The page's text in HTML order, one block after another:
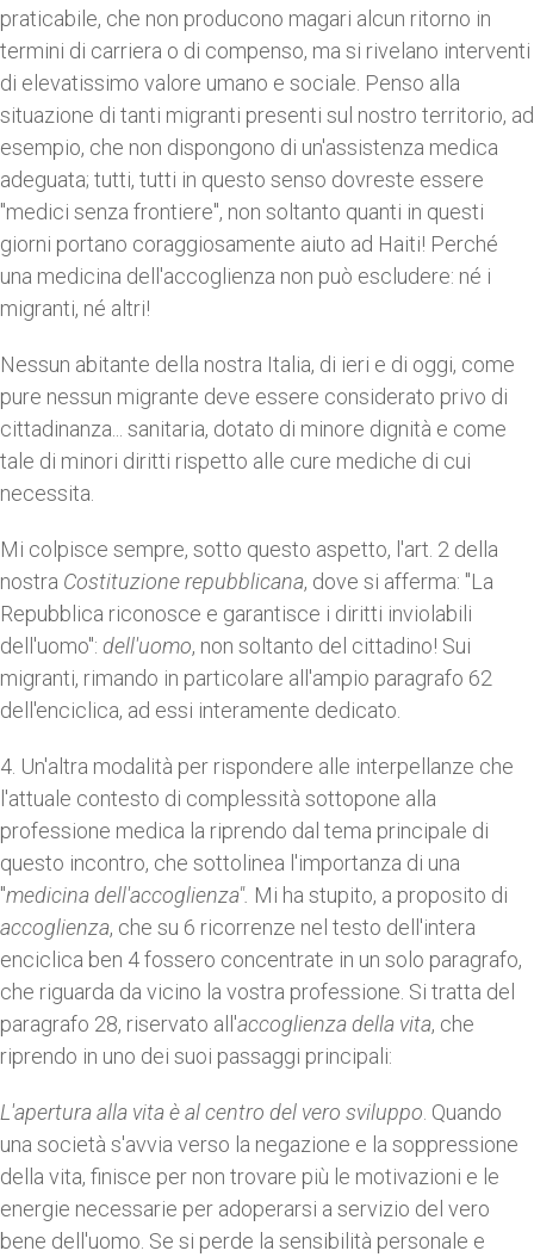
praticabile, che non producono magari alcun ritorno in
termini di carriera o di compenso, ma si rivelano interventi
di elevatissimo valore umano e sociale. Penso alla
situazione di tanti migranti presenti sul nostro territorio, ad
esempio, che non dispongono di un'assistenza medica
adeguata; tutti, tutti in questo senso dovreste essere
"medici senza frontiere", non soltanto quanti in questi
giorni portano coraggiosamente aiuto ad Haiti! Perché
una medicina dell'accoglienza non può escludere: né i
migranti, né altri!
Nessun abitante della nostra Italia, di ieri e di oggi, come
pure nessun migrante deve essere considerato privo di
cittadinanza... sanitaria, dotato di minore dignità e come
tale di minori diritti rispetto alle cure mediche di cui
necessita.
Mi colpisce sempre, sotto questo aspetto, l'art. 2 della
nostra Costituzione repubblicana, dove si afferma: "La
Repubblica riconosce e garantisce i diritti inviolabili
dell'uomo": dell'uomo, non soltanto del cittadino! Sui
migranti, rimando in particolare all'ampio paragrafo 62
dell'enciclica, ad essi interamente dedicato.
4. Un'altra modalità per rispondere alle interpellanze che
l'attuale contesto di complessità sottopone alla
professione medica la riprendo dal tema principale di
questo incontro, che sottolinea l'importanza di una
"medicina dell'accoglienza". Mi ha stupito, a proposito di
accoglienza, che su 6 ricorrenze nel testo dell'intera
enciclica ben 4 fossero concentrate in un solo paragrafo,
che riguarda da vicino la vostra professione. Si tratta del
paragrafo 28, riservato all'accoglienzadella vita, che
riprendo in uno dei suoi passaggi principali:
L'apertura alla vita è al centro del vero sviluppo . Quando
una società s'avvia verso la negazione e la soppressione
della vita, finisce per non trovare più le motivazioni e le
energie necessarie per adoperarsi a servizio del vero
bene dell'uomo. Se si perde la sensibilità personale e